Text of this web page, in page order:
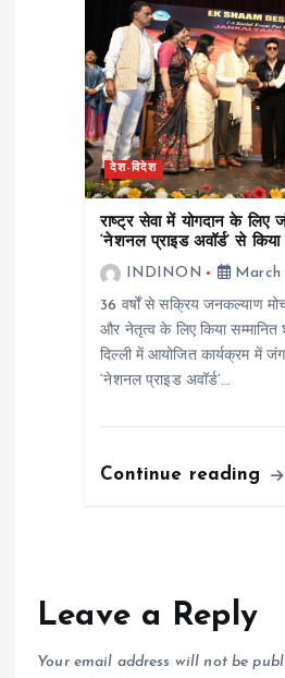
देश-विदेश
राष्ट्र सेवा में योगदान के लिए
‘नेशनल प्राइड अवॉर्ड’ से किया
INDINON
March
36 वर्षों से सक्रिय जनकल्याण
और नेतृत्व के लिए किया सम्मानित
दिल्ली में आयोजित कार्यक्रम में
‘नेशनल प्राइड अवॉर्ड’…
Continue reading
Leave a Reply
Your email address will not be